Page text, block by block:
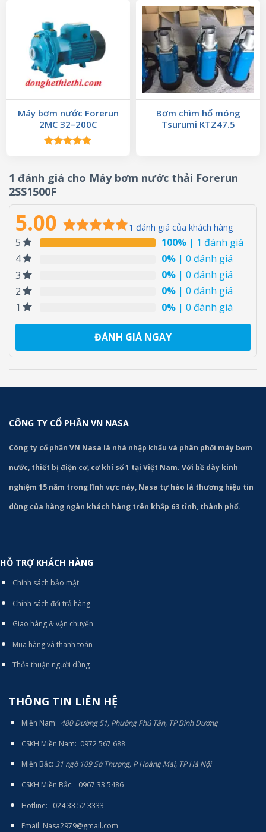
Máy bơm nước Forerun
2MC 32–200C
5 sao
Bơm chìm hố móng
Tsurumi KTZ47.5
1 đánh giá cho Máy bơm nước thải Forerun
2SS1500F
5.00 1 đánh giá của khách hàng
5 100% | 1 đánh giá
4
0% | 0 đánh giá
3
0% | 0 đánh giá
2
0% | 0 đánh giá
1
0% | 0 đánh giá
ĐÁNH GIÁ NGAY
CÔNG TY CỔ PHẦN VN NASA
Công ty cổ phần VN Nasa là nhà nhập khẩu và phân phối máy bơm
nước, thiết bị điện cơ, cơ khí số 1 tại Việt Nam. Với bề dày kinh
nghiệm 15 năm trong lĩnh vực này, Nasa tự hào là thương hiệu tin
dùng của hàng ngàn khách hàng trên khắp 63 tỉnh, thành phố.
HỖ TRỢ KHÁCH HÀNG
Chính sách bảo mật
Chính sách đổi trả hàng
Giao hàng & vận chuyển
Mua hàng và thanh toán
Thỏa thuận người dùng
THÔNG TIN LIÊN HỆ
Miền Nam: 480 Đường 51, Phường Phú Tân, TP Bình Dương
CSKH Miền Nam: 0972 567 688
Miền Bắc: 31 ngõ 109 Sở Thượng, P Hoàng Mai, TP Hà Nội
CSKH Miền Bắc: 0967 33 5486
Hotline: 024 33 52 3333
Email: Nasa2979@gmail.com